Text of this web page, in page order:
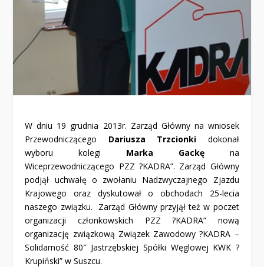
W dniu 19 grudnia 2013r. Zarząd Główny na wniosek
Przewodniczącego Dariusza Trzcionki dokonał
wyboru kolegi Marka Gackęna
Wiceprzewodniczącego PZZ ?KADRA”. Zarząd Główny
podjął uchwałę o zwołaniu Nadzwyczajnego Zjazdu
Krajowego oraz dyskutował o obchodach 25-lecia
naszego związku. Zarząd Główny przyjął też w poczet
organizacji członkowskich PZZ ?KADRA” nową
organizację związkową Związek Zawodowy ?KADRA –
Solidarność 80″ Jastrzębskiej Spółki Węglowej KWK ?
Krupiński” w Suszcu.